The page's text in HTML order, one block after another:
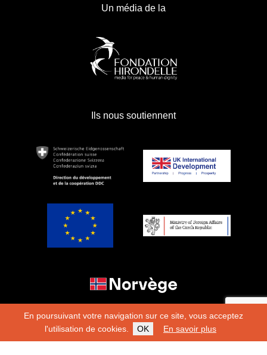
En poursuivant votre navigation sur ce site, vous acceptez
l'utilisation de cookies.
OK En savoir plus
Un média de la
Ils nous soutiennent